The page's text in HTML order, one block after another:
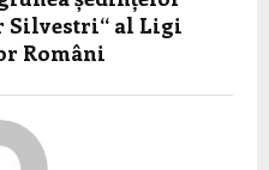
Silvestri“ al Ligi
Români